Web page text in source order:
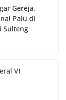
Gereja,
Palu di
Sulteng
VI